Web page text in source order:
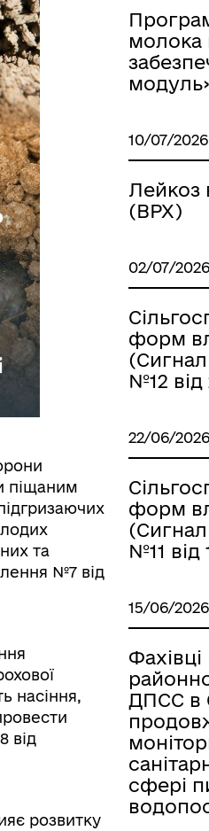
пам'яті полеглих за
та їхнім родинам
черга в ТЦК
піщаним
та
№7 від
насіння,
від
розвитку
молока
10/07/2026
Лейкоз
(ВРХ)
02/07/2026
форм
№12 від
22/06/2026
форм
№11 від
15/06/2026
ДПСС в
сфері